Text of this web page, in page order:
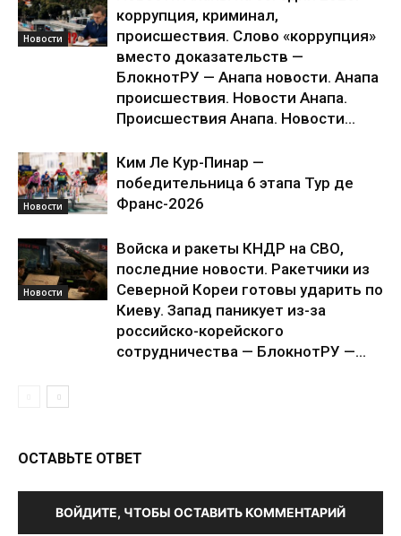
Новости
коррупция, криминал,
происшествия. Слово «коррупция»
вместо доказательств —
БлокнотРУ — Анапа новости. Анапа
происшествия. Новости Анапа.
Происшествия Анапа. Новости...
Новости
Ким Ле Кур-Пинар —
победительница 6 этапа Тур де
Франс-2026
Новости
Войска и ракеты КНДР на СВО,
последние новости. Ракетчики из
Северной Кореи готовы ударить по
Киеву. Запад паникует из-за
российско-корейского
сотрудничества — БлокнотРУ —...
ОСТАВЬТЕ ОТВЕТ
ВОЙДИТЕ, ЧТОБЫ ОСТАВИТЬ КОММЕНТАРИЙ